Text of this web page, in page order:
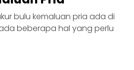
bulu kemaluan pria ada di
beberapa hal yang perlu